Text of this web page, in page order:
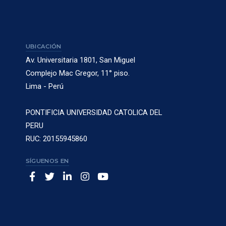
UBICACIÓN
Av. Universitaria 1801, San Miguel
Complejo Mac Gregor, 11° piso.
Lima - Perú
PONTIFICIA UNIVERSIDAD CATOLICA DEL
PERU
RUC: 20155945860
SÍGUENOS EN